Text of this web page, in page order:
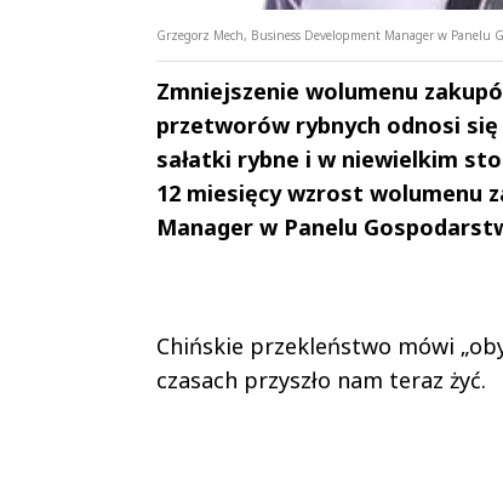
Grzegorz Mech, Business Development Manager w Panelu
Zmniejszenie wolumenu
przetworów rybnych odnosi
sałatki rybne i w niewielkim
12 miesięcy wzrost wolumenu
Manager w Panelu
Chińskie przekleństwo mówi
czasach przyszło nam teraz żyć.
Andrzej i Marta
Marta